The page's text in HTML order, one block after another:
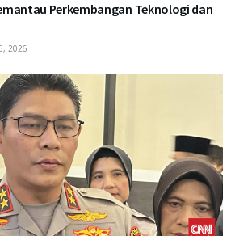
Perkembangan Teknologi dan
2026